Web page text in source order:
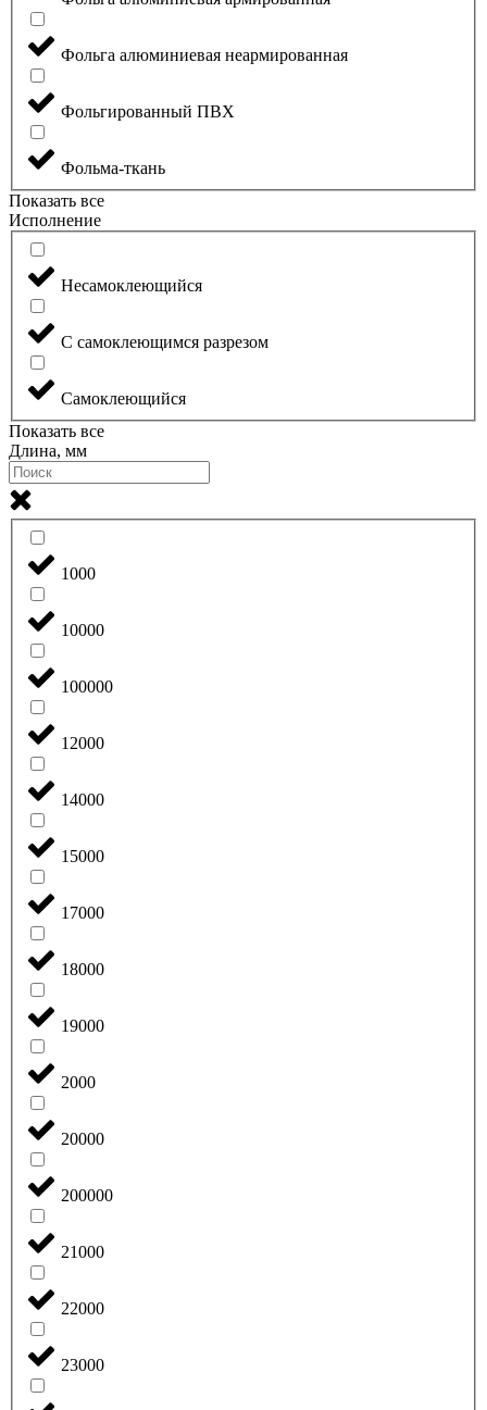
Фольга алюминиевая неармированная
Фольгированный ПВХ
Фольма-ткань
Показать все
Исполнение
Несамоклеющийся
С самоклеющимся разрезом
Самоклеющийся
Показать все
Длина, мм
1000
10000
100000
12000
14000
15000
17000
18000
19000
2000
20000
200000
21000
22000
23000